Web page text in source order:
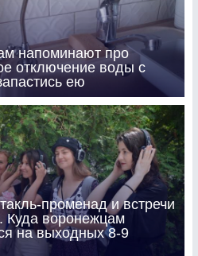
напоминают про
отключение воды с
ею
променад и встречи
Куда воронежцам
на выходных 8-9